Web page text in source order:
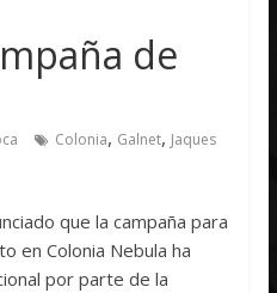
de
Colonia, Galnet, Jaques
que la campaña para
en Colonia Nebula ha
por parte de la